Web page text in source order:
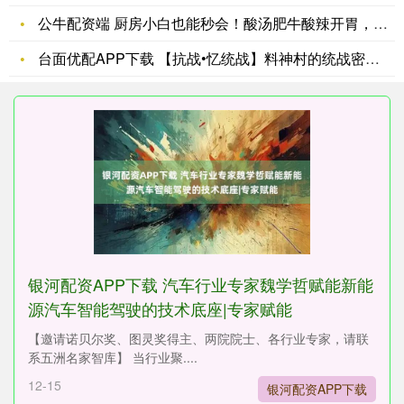
公牛配资端 厨房小白也能秒会！酸汤肥牛酸辣开胃，3步搞定超简
台面优配APP下载 【抗战•忆统战】料神村的统战密码——在李
银河配资APP下载 汽车行业专家魏学哲赋能新能
源汽车智能驾驶的技术底座|专家赋能
【邀请诺贝尔奖、图灵奖得主、两院院士、各行业专家，请联
系五洲名家智库】 当行业聚....
12-15
银河配资APP下载